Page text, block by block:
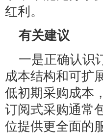
红利。
有关建议
一是正确认识
成本结构和可扩
低初期采购成本
订阅式采购通常
位提供更全面的